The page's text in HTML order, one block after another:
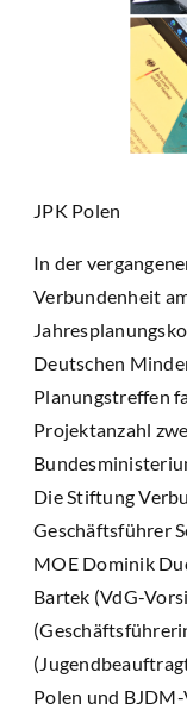
JPK Polen
In der
Verbundenheit
Deutschen
Planungstreffen
Projektanzahl
Die Stiftung
Geschäftsführer
MOE Dominik
Bartek (VdG-
Polen und